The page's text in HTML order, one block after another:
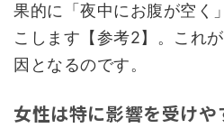
果的に「夜中にお腹が空く
こします【参考2】。これ
因となるのです。
女性は特に影響を受けや